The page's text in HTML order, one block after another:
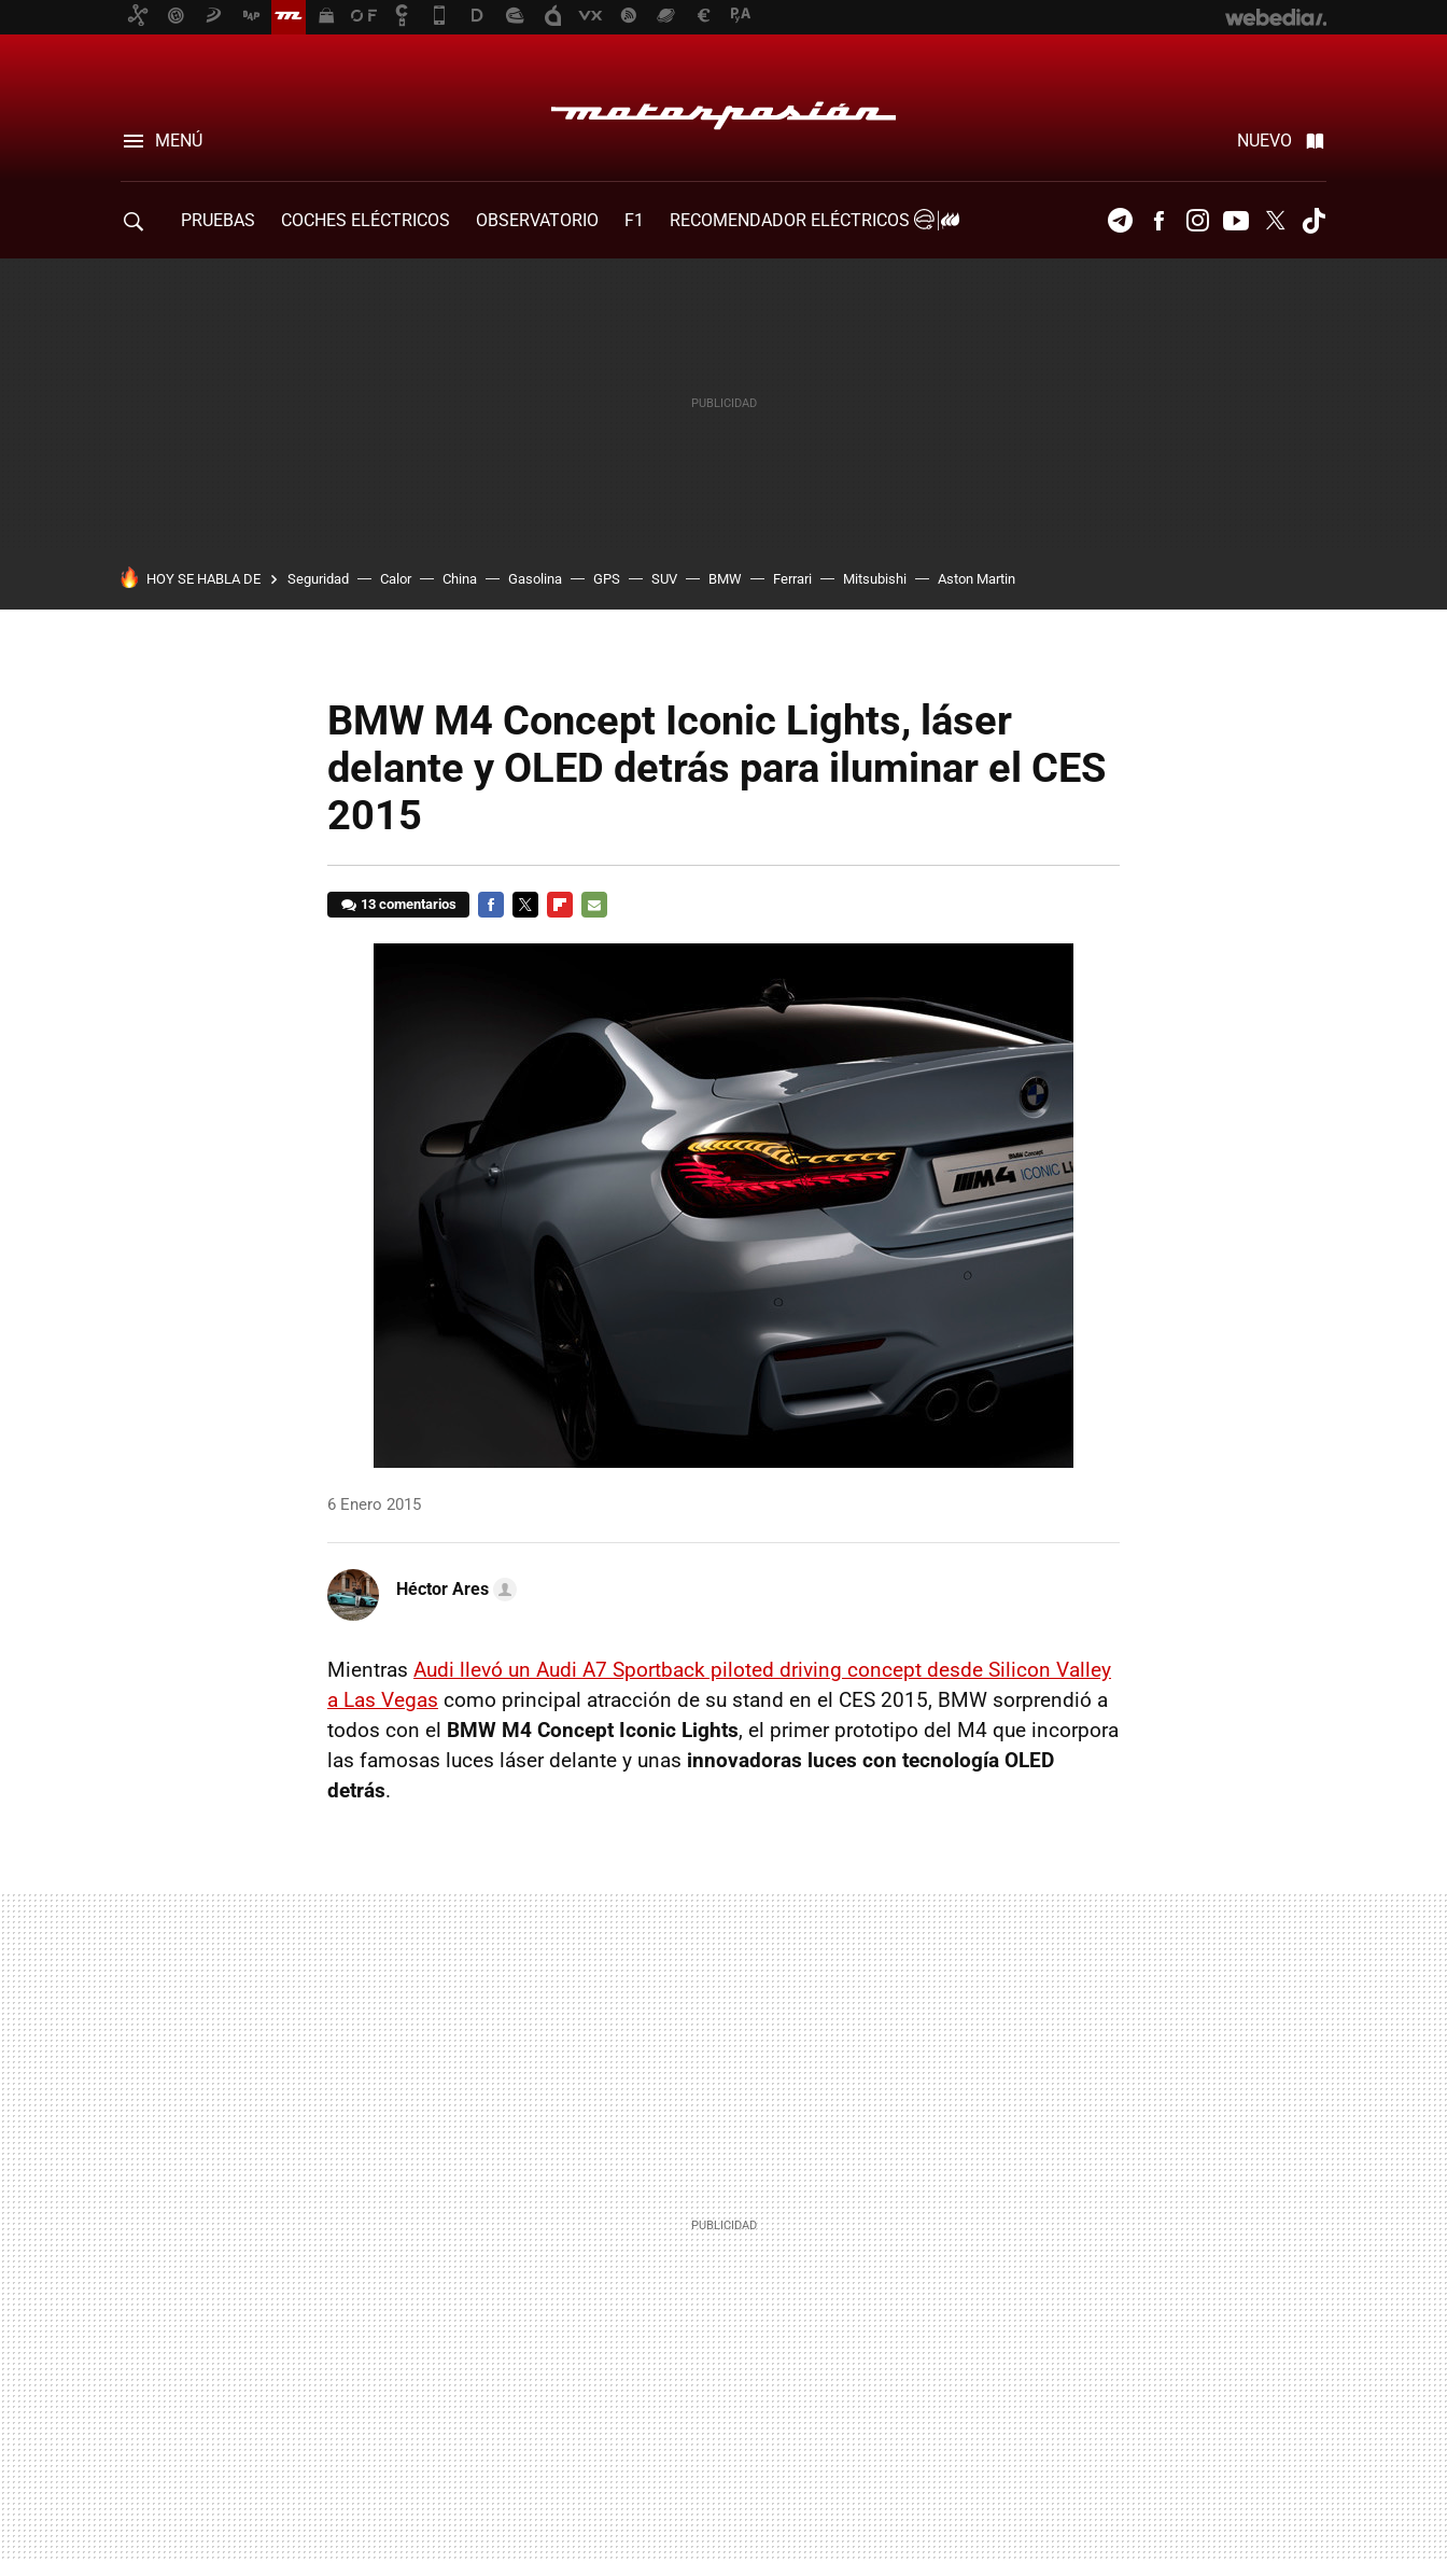
MENÚ NUEVO
PRUEBAS COCHES ELÉCTRICOS OBSERVATORIO F1
RECOMENDADOR ELÉCTRICOS
TelegramFacebookInstagramYoutubeTwitter
HOY SE HABLA DE Seguridad Calor China Gasolina GPS SUV BMW Ferrari Mitsubishi Aston Martin
BMW M4 Concept Iconic Lights, láser
delante y OLED detrás para iluminar el CES
2015
13 comentarios
6 Enero 2015
Héctor Ares
Mientras Audi llevó un Audi A7 Sportback piloted driving concept desde Silicon Valley
a Las Vegas como principal atracción de su stand en el CES 2015, BMW sorprendió a
todos con el BMW M4 Concept Iconic Lights, el primer prototipo del M4 que incorpora
las famosas luces láser delante y unas innovadoras luces con tecnología OLED
detrás.